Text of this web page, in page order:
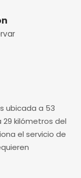
ubicada a 53
kilómetros del
el servicio de